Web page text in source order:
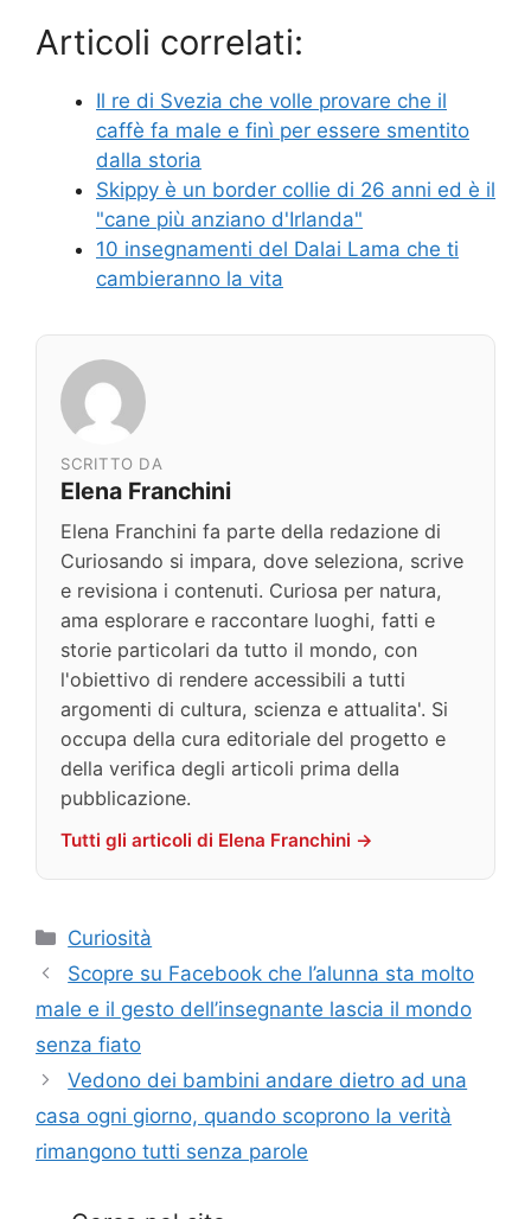
Articoli correlati:
Il re di Svezia che volle provare che il
caffè fa male e finì per essere smentito
dalla storia
Skippy è un border collie di 26 anni ed è il
"cane più anziano d'Irlanda"
10 insegnamenti del Dalai Lama che ti
cambieranno la vita
SCRITTO DA
Elena Franchini
Elena Franchini fa parte della redazione di
Curiosando si impara, dove seleziona, scrive
e revisiona i contenuti. Curiosa per natura,
ama esplorare e raccontare luoghi, fatti e
storie particolari da tutto il mondo, con
l'obiettivo di rendere accessibili a tutti
argomenti di cultura, scienza e attualita'. Si
occupa della cura editoriale del progetto e
della verifica degli articoli prima della
pubblicazione.
Tutti gli articoli di Elena Franchini →
Categorie
Curiosità
Scopre su Facebook che l’alunna sta molto
male e il gesto dell’insegnante lascia il mondo
senza fiato
Vedono dei bambini andare dietro ad una
casa ogni giorno, quando scoprono la verità
rimangono tutti senza parole